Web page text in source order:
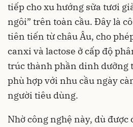
tiếp cho xu hướng sữa tươi
ngôi” trên toàn cầu. Đây là
tiên tiến từ châu Âu, cho
canxi và lactose ở cấp độ
trúc thành phần dinh dưỡng
phù hợp với nhu cầu ngày
người tiêu dùng.
Nhờ công nghệ này, dù được